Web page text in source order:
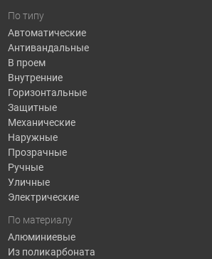
По типу
Автоматические
Антивандальные
В проем
Внутренние
Горизонтальные
Защитные
Механические
Наружные
Прозрачные
Ручные
Уличные
Электрические
По материалу
Алюминиевые
Из поликарбоната